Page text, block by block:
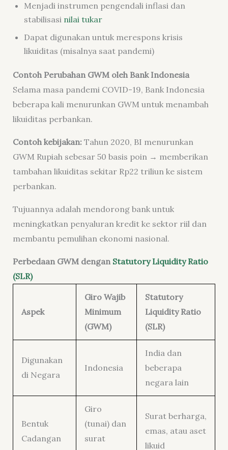
Menjadi instrumen pengendali inflasi dan
stabilisasi nilai tukar
Dapat digunakan untuk merespons krisis
likuiditas (misalnya saat pandemi)
Contoh Perubahan GWM oleh Bank Indonesia
Selama masa pandemi COVID-19, Bank Indonesia
beberapa kali menurunkan GWM untuk menambah
likuiditas perbankan.
Contoh kebijakan: Tahun 2020, BI menurunkan
GWM Rupiah sebesar 50 basis poin → memberikan
tambahan likuiditas sekitar Rp22 triliun ke sistem
perbankan.
Tujuannya adalah mendorong bank untuk
meningkatkan penyaluran kredit ke sektor riil dan
membantu pemulihan ekonomi nasional.
Perbedaan GWM dengan Statutory Liquidity Ratio
(SLR)
Aspek
Giro Wajib
Minimum
(GWM)
Statutory
Liquidity Ratio
(SLR)
Digunakan
di Negara
Indonesia
India dan
beberapa
negara lain
Bentuk
Cadangan
Giro
(tunai) dan
surat
Surat berharga,
emas, atau aset
likuid